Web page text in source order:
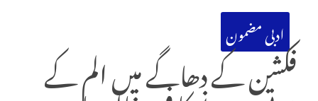
ادبی مضمون
فکشن کے دھاگے میں الم کے